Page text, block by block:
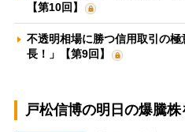
【第10回】
不透明相場に勝つ信用取引の
長！」【第9回】
戸松信博の明日の爆騰株